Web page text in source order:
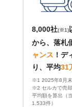
8,000社(※1)
から、落札
ャンス ！ デ
り、平均31
※1 2025年8月
※2 セルカで売
平均額を算出（
1,533件）